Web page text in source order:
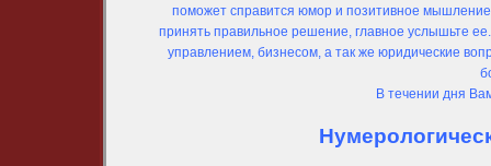
поможет справится юмор и позитивное
принять правильное решение, главное услышьте
управлением, бизнесом, а так же юридические
В течении дня